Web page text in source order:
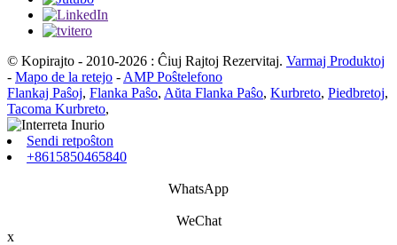
© Kopirajto - 2010-2026 : Ĉiuj Rajtoj Rezervitaj. Varmaj Produktoj
- Mapo de la retejo - AMP Poŝtelefono
Flankaj Paŝoj, Flanka Paŝo, Aŭta Flanka Paŝo, Kurbreto, Piedbretoj,
Tacoma Kurbreto,
Sendi retpoŝton
+8615850465840
WhatsApp
WeChat
x